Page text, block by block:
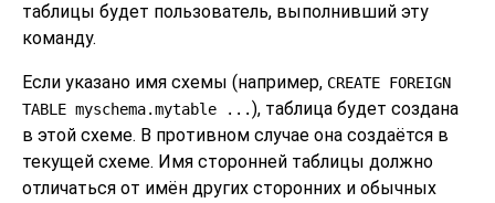
таблицы будет пользователь, выполнивший эту
команду.
Если указано имя схемы (например, CREATE FOREIGN
TABLE myschema.mytable ...), таблица будет создана
в этой схеме. В противном случае она создаётся в
текущей схеме. Имя сторонней таблицы должно
отличаться от имён других сторонних и обычных